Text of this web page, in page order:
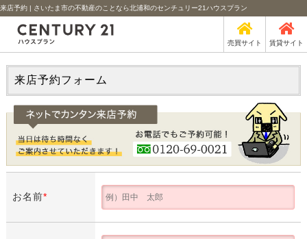
来店予約 | さいたま市の不動産のことなら北浦和のセンチュリー21ハウスプラン
売買サイト 賃貸サイト
来店予約フォーム
お名前*